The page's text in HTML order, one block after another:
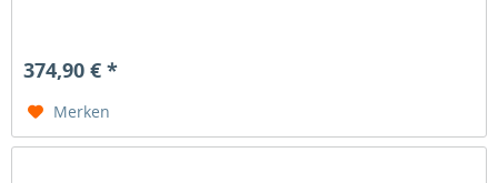
374,90 € *
Merken